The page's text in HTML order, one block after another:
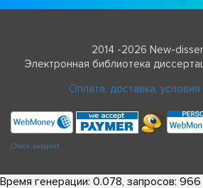
2014 -2026 New-
Электронная библиотека
Оплата, доставка,
Check passport
Время генерации: 0.078, запросов: 966